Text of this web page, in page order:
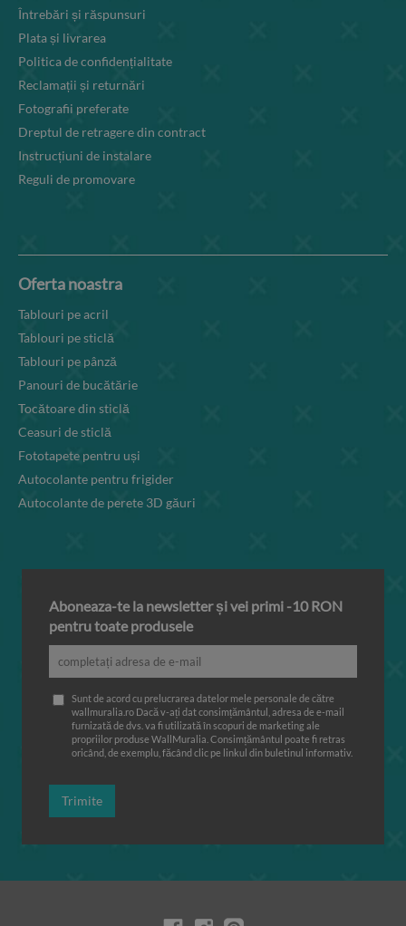
Întrebări și răspunsuri
Plata și livrarea
Politica de confidențialitate
Reclamații și returnări
Fotografii preferate
Dreptul de retragere din contract
Instrucțiuni de instalare
Reguli de promovare
Oferta noastra
Tablouri pe acril
Tablouri pe sticlă
Tablouri pe pânză
Panouri de bucătărie
Tocătoare din sticlă
Ceasuri de sticlă
Fototapete pentru uși
Autocolante pentru frigider
Autocolante de perete 3D găuri
Aboneaza-te la newsletter și vei primi -10 RON
pentru toate produsele
Sunt de acord cu prelucrarea datelor mele personale de către
wallmuralia.ro Dacă v-ați dat consimțământul, adresa de e-mail
furnizată de dvs. va fi utilizată în scopuri de marketing ale
propriilor produse WallMuralia. Consimțământul poate fi retras
oricând, de exemplu, făcând clic pe linkul din buletinul informativ.
Trimite